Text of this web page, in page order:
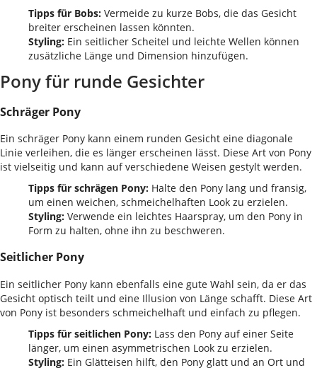
Tipps für Bobs: Vermeide zu kurze Bobs, die das Gesicht
breiter erscheinen lassen könnten.
Styling: Ein seitlicher Scheitel und leichte Wellen können
zusätzliche Länge und Dimension hinzufügen.
Pony für runde Gesichter
Schräger Pony
Ein schräger Pony kann einem runden Gesicht eine diagonale
Linie verleihen, die es länger erscheinen lässt. Diese Art von Pony
ist vielseitig und kann auf verschiedene Weisen gestylt werden.
Tipps für schrägen Pony: Halte den Pony lang und fransig,
um einen weichen, schmeichelhaften Look zu erzielen.
Styling: Verwende ein leichtes Haarspray, um den Pony in
Form zu halten, ohne ihn zu beschweren.
Seitlicher Pony
Ein seitlicher Pony kann ebenfalls eine gute Wahl sein, da er das
Gesicht optisch teilt und eine Illusion von Länge schafft. Diese Art
von Pony ist besonders schmeichelhaft und einfach zu pflegen.
Tipps für seitlichen Pony: Lass den Pony auf einer Seite
länger, um einen asymmetrischen Look zu erzielen.
Styling: Ein Glätteisen hilft, den Pony glatt und an Ort und